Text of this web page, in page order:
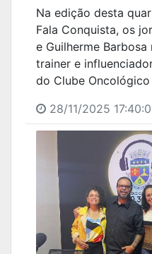
Na edição desta
Fala Conquista, os
e Guilherme
trainer e
do Clube Oncológico
28/11/2025